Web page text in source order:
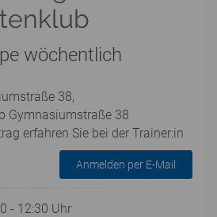
wöchentlich
38,
Gymnasiumstraße 38
erfahren Sie bei der Trainer:in
Anmelden per E-Mail
- 12:30 Uhr